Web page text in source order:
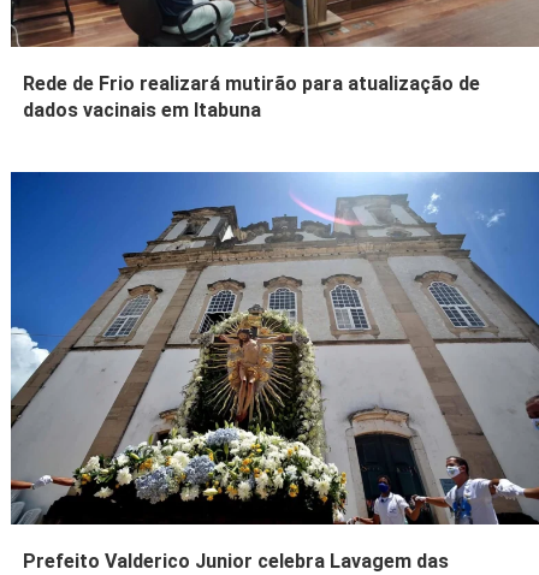
Rede de Frio realizará mutirão para atualização de
dados vacinais em Itabuna
Prefeito Valderico Junior celebra Lavagem das